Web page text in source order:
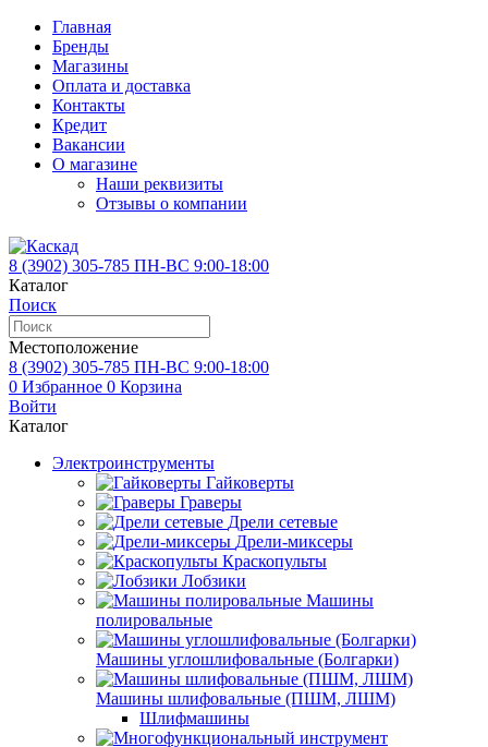
Главная
Бренды
Магазины
Оплата и доставка
Контакты
Кредит
Вакансии
О магазине
Наши реквизиты
Отзывы о компании
8 (3902) 305-785 ПН-ВС 9:00-18:00
Каталог
Поиск
Местоположение
8 (3902) 305-785 ПН-ВС 9:00-18:00
0 Избранное 0 Корзина
Войти
Каталог
Электроинструменты
Гайковерты
Граверы
Дрели сетевые
Дрели-миксеры
Краскопульты
Лобзики
Машины
полировальные
Машины углошлифовальные (Болгарки)
Машины шлифовальные (ПШМ, ЛШМ)
Шлифмашины